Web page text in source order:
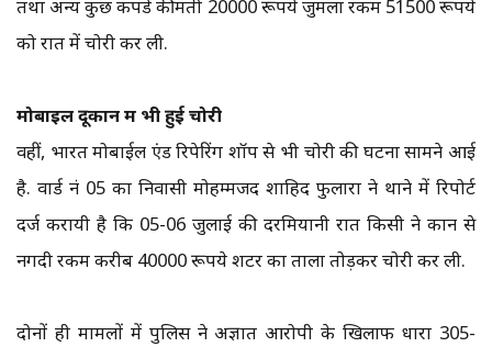
तथा अन्य कुछ कपडे कीमती 20000 रूपये जुमला रकम 51500 रूपये
को रात में चोरी कर ली.
मोबाइल दूकान में भी हुई चोरी
वहीं, भारत मोबाईल एंड रिपेरिंग शॉप से भी चोरी की घटना सामने आई
है. वार्ड नं 05 का निवासी मोहम्मजद शाहिद फुलारा ने थाने में रिपोर्ट
दर्ज करायी है कि 05-06 जुलाई की दरमियानी रात किसी ने दुकान से
नगदी रकम करीब 40000 रूपये शटर का ताला तोड़कर चोरी कर ली.
दोनों ही मामलों में पुलिस ने अज्ञात आरोपी के खिलाफ धारा 305-